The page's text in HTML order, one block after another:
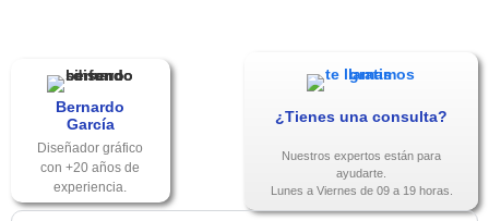
Bernardo
García
Diseñador gráfico
con +20 años de
experiencia.
¿Tienes una consulta?
Nuestros expertos están para
ayudarte.
Lunes a Viernes de 09 a 19 horas.